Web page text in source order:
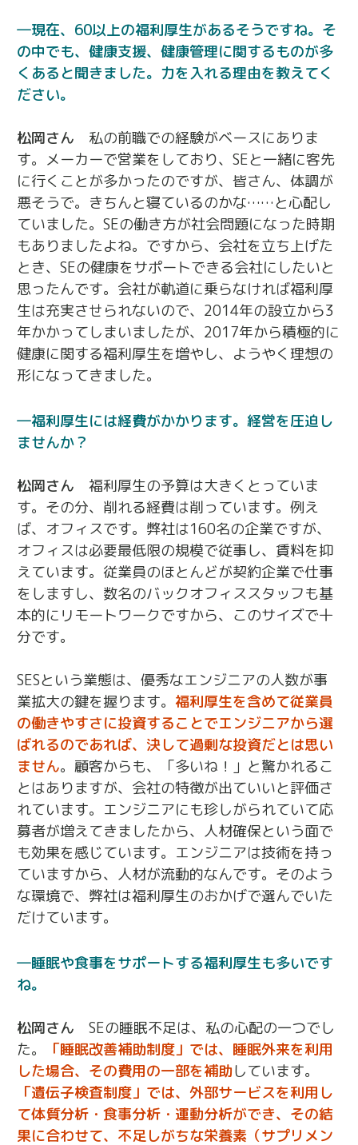
現在、60以上の福利厚生があるそうですね。そ
の中でも、健康支援、健康管理に関するものが多
くあると聞きました。力を入れる理由を教えてく
ださい。
松岡さん
私の前職での経験がベースにありま
す。メーカーで営業をしており、SEと一緒に客先
に行くことが多かったのですが、皆さん、体調が
悪そうで。きちんと寝ているのかな……と心配し
ていました。SEの働き方が社会問題になった時期
もありましたよね。ですから、会社を立ち上げた
とき、SEの健康をサポートできる会社にしたいと
思ったんです。会社が軌道に乗らなければ福利厚
生は充実させられないので、2014年の設立から3
年かかってしまいましたが、2017年から積極的に
健康に関する福利厚生を増やし、ようやく理想の
形になってきました。
福利厚生には経費がかかります。経営を圧迫し
ませんか？
松岡さん
福利厚生の予算は大きくとっていま
す。その分、削れる経費は削っています。例え
ば、オフィスです。弊社は160名の企業ですが、
オフィスは必要最低限の規模で従事し、賃料を抑
えています。従業員のほとんどが契約企業で仕事
をしますし、数名のバックオフィススタッフも基
本的にリモートワークですから、このサイズで十
分です。
SESという業態は、優秀なエンジニアの人数が事
業拡大の鍵を握ります。 福利厚生を含めて従業員
の働きやすさに投資することでエンジニアから選
ばれるのであれば、決して過剰な投資だとは思い
ません。顧客からも、「多いね！」と驚かれるこ
とはありますが、会社の特徴が出ていいと評価さ
れています。エンジニアにも珍しがられていて応
募者が増えてきましたから、人材確保という面で
も効果を感じています。エンジニアは技術を持っ
ていますから、人材が流動的なんです。そのよう
な環境で、弊社は福利厚生のおかげで選んでいた
だけています。
睡眠や食事をサポートする福利厚生も多いです
ね。
松岡さん
SEの睡眠不足は、私の心配の一つでし
た。
「睡眠改善補助制度」では、睡眠外来を利用
した場合、その費用の一部を補助しています。
「遺伝子検査制度」では、外部サービスを利用し
て体質分析・食事分析・運動分析ができ、その結
果に合わせて、不足しがちな栄養素（サプリメン